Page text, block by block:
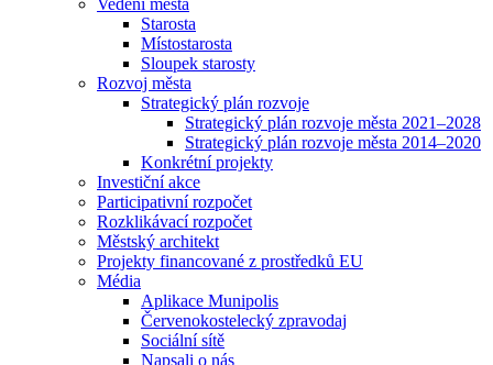
Vedení města
Starosta
Místostarosta
Sloupek starosty
Rozvoj města
Strategický plán rozvoje
Strategický plán rozvoje města 2021–2028
Strategický plán rozvoje města 2014–2020
Konkrétní projekty
Investiční akce
Participativní rozpočet
Rozklikávací rozpočet
Městský architekt
Projekty financované z prostředků EU
Média
Aplikace Munipolis
Červenokostelecký zpravodaj
Sociální sítě
Napsali o nás